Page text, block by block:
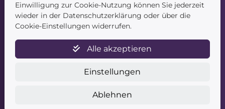
Service
Newsletter
Unsere AGB
Einwilligung zur Cookie-Nutzung können Sie jederzeit
wieder in der Datenschutzerklärung oder über die
Cookie-Einstellungen widerrufen.
Alle akzeptieren
Einstellungen
Ablehnen